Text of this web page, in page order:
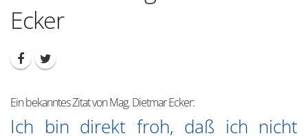
Ecker
Ein bekanntes Zitat von Mag. Dietmar Ecker:
Ich bin direkt froh, daß ich nicht